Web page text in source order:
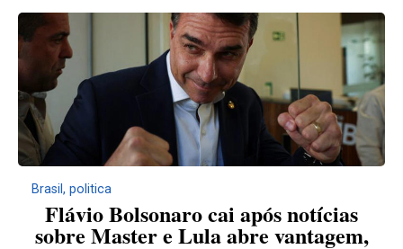
Brasil , politica
Flávio Bolsonaro cai após notícias
sobre Master e Lula abre vantagem,